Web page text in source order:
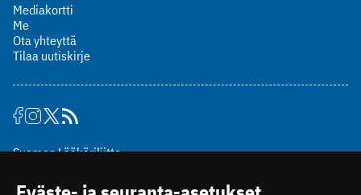
Mediakortti
Me
Ota yhteyttä
Tilaa uutiskirje
Suomen Lääkäriliitto
00510 Helsinki